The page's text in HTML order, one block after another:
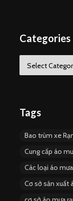
Categories
o
Tags
Bao trùm xe
Cung cấp áo
Các loại áo
Cơ sở sản xuất